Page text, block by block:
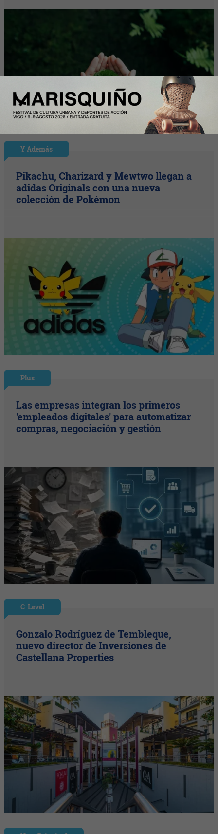
Y Además
Pikachu, Charizard y Mewtwo llegan a
adidas Originals con una nueva
colección de Pokémon
Plus
Las empresas integran los primeros
'empleados digitales' para automatizar
compras, negociación y gestión
C-Level
Gonzalo Rodríguez de Tembleque,
nuevo director de Inversiones de
Castellana Properties